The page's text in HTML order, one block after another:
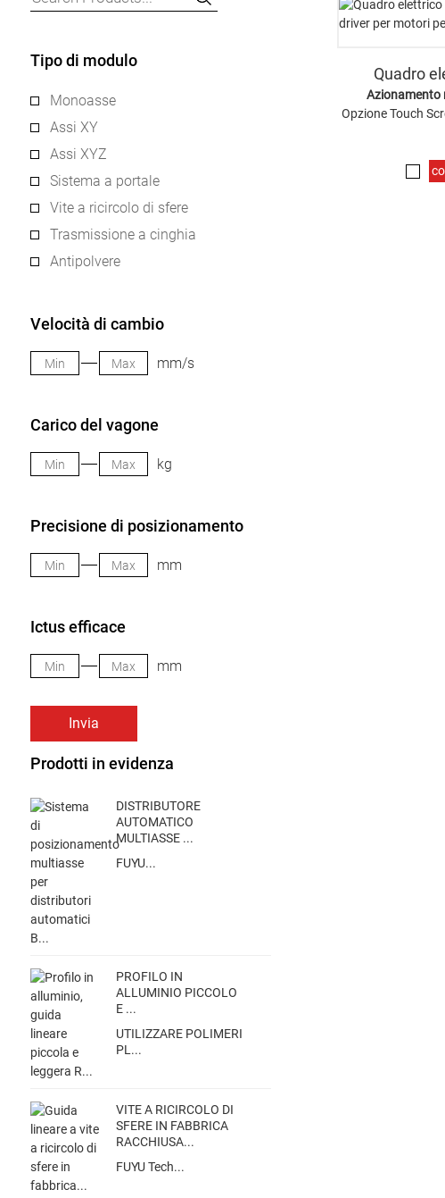
Tipo di modulo
Monoasse
Assi XY
Assi XYZ
Sistema a portale
Vite a ricircolo di sfere
Trasmissione a cinghia
Antipolvere
Velocità di cambio
mm/s
Carico del vagone
kg
Precisione di posizionamento
mm
Ictus efficace
mm
Invia
Prodotti in evidenza
DISTRIBUTORE
AUTOMATICO
MULTIASSE ...
FUYU...
PROFILO IN
ALLUMINIO PICCOLO
E ...
UTILIZZARE POLIMERI
PL...
VITE A RICIRCOLO DI
SFERE IN FABBRICA
RACCHIUSA...
FUYU Tech...
Quadro
Azionamento
Opzione Touch